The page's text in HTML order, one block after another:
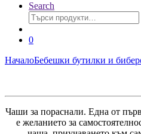
Search
Търсене
за:
0
НачалоБебешки бутилки и
Чаши за пораснали. Една от
е желанието за